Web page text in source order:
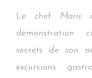
Le chef Maris
démonstration
secrets de son
excursions